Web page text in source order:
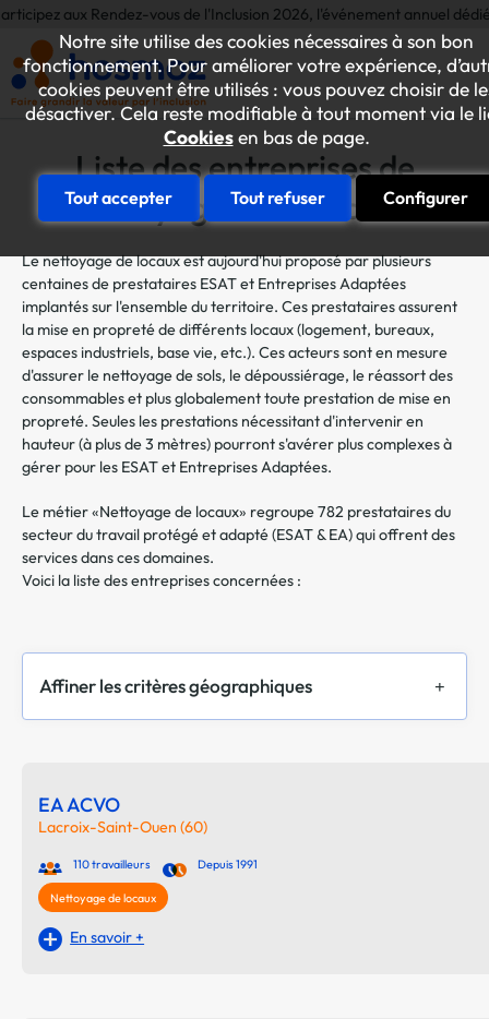
Notre site utilise des cookies nécessaires à son bon
fonctionnement. Pour améliorer votre expérience,
cookies peuvent être utilisés : vous pouvez choisir de
désactiver. Cela reste modifiable à tout moment via le
Cookiesen bas de page.
Tout accepter Tout refuser Configurer
Rendez-vous de l'Inclusion 2026, l'événement annuel dédié aux
Liste des entreprises de
nettoyage de Bureauxx
Le nettoyage de locaux est aujourd'hui proposé par plusieurs
centaines de prestataires ESAT et Entreprises Adaptées
implantés sur l'ensemble du territoire. Ces prestataires assurent
la mise en propreté de différents locaux (logement, bureaux,
espaces industriels, base vie, etc.). Ces acteurs sont en mesure
d'assurer le nettoyage de sols, le dépoussiérage, le réassort des
consommables et plus globalement toute prestation de mise en
propreté. Seules les prestations nécessitant d'intervenir en
hauteur (à plus de 3 mètres) pourront s'avérer plus complexes à
gérer pour les ESAT et Entreprises Adaptées.
Le métier «Nettoyage de locaux» regroupe 782 prestataires du
secteur du travail protégé et adapté (ESAT & EA) qui offrent des
services dans ces domaines.
Voici la liste des entreprises concernées :
Affiner les critères géographiques
EA ACVO
Lacroix-Saint-Ouen (60)
110 travailleurs Depuis 1991
Nettoyage de locaux
En savoir +